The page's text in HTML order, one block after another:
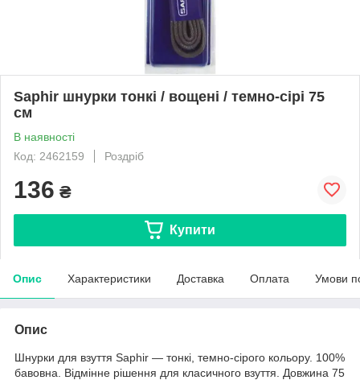
Saphir шнурки тонкі / вощені / темно-сірі 75
см
В наявності
Код: 2462159
Роздріб
136 ₴
Купити
Опис Характеристики Доставка Оплата Умови
Опис
Шнурки для взуття Saphir ― тонкі, темно-сірого кольору. 100%
бавовна. Відмінне рішення для класичного взуття. Довжина 75